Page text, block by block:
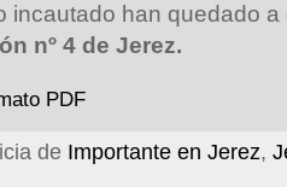
incautado han quedado
nº 4 de Jerez.
PDF
de Importante en Jerez,